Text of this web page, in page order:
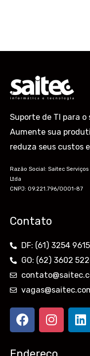
Suporte de TI para o
Aumente sua
reduza seus custos
Razão Social: Saitec
Ltda
CNPJ: 09.221.796/0001-87
Contato
DF: (61) 3254 9615
GO: (62) 3602
F
a
e
I
n
t
L
i